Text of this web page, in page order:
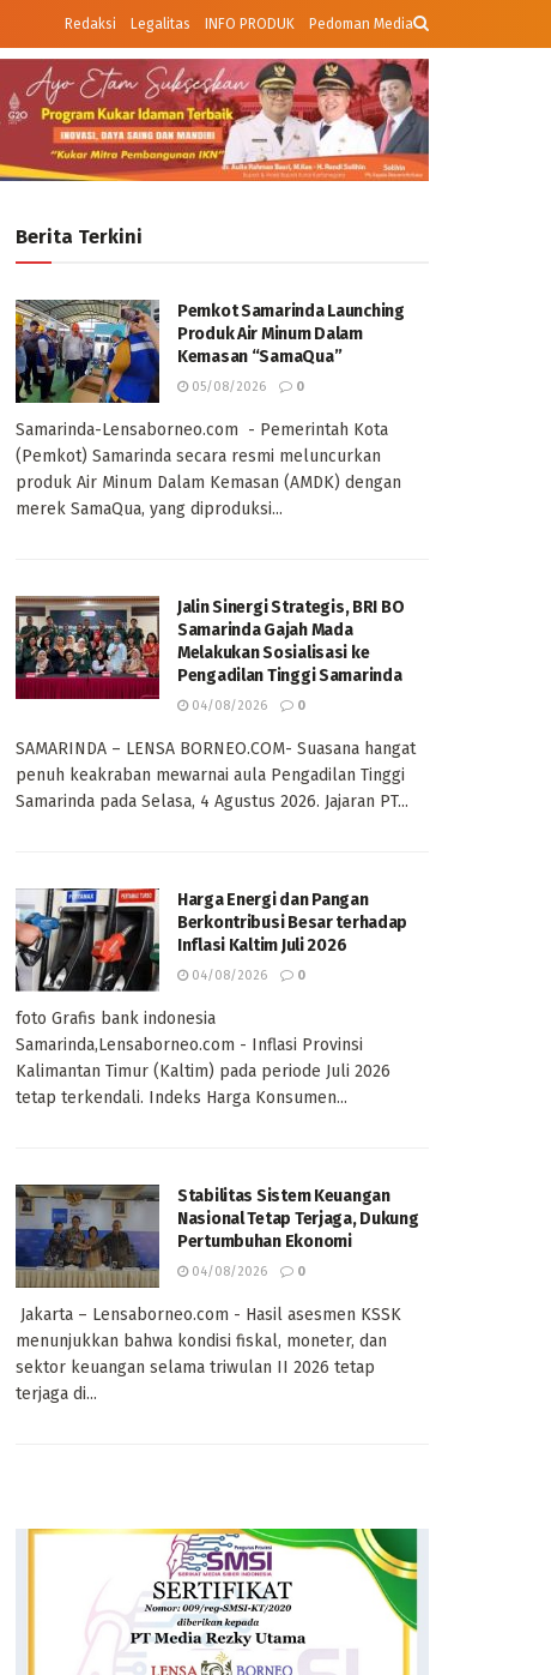
Redaksi Legalitas INFO PRODUK Pedoman Media
Berita Terkini
Pemkot Samarinda Launching
Produk Air Minum Dalam
Kemasan “SamaQua”
05/08/2026 0
Samarinda-Lensaborneo.com - Pemerintah Kota
(Pemkot) Samarinda secara resmi meluncurkan
produk Air Minum Dalam Kemasan (AMDK) dengan
merek SamaQua, yang diproduksi...
Jalin Sinergi Strategis, BRI BO
Samarinda Gajah Mada
Melakukan Sosialisasi ke
Pengadilan Tinggi Samarinda
04/08/2026 0
SAMARINDA – LENSA BORNEO.COM- Suasana hangat
penuh keakraban mewarnai aula Pengadilan Tinggi
Samarinda pada Selasa, 4 Agustus 2026. Jajaran PT...
Harga Energi dan Pangan
Berkontribusi Besar terhadap
Inflasi Kaltim Juli 2026
04/08/2026 0
foto Grafis bank indonesia
Samarinda,Lensaborneo.com - Inflasi Provinsi
Kalimantan Timur (Kaltim) pada periode Juli 2026
tetap terkendali. Indeks Harga Konsumen...
Stabilitas Sistem Keuangan
Nasional Tetap Terjaga, Dukung
Pertumbuhan Ekonomi
04/08/2026 0
Jakarta – Lensaborneo.com - Hasil asesmen KSSK
menunjukkan bahwa kondisi fiskal, moneter, dan
sektor keuangan selama triwulan II 2026 tetap
terjaga di...